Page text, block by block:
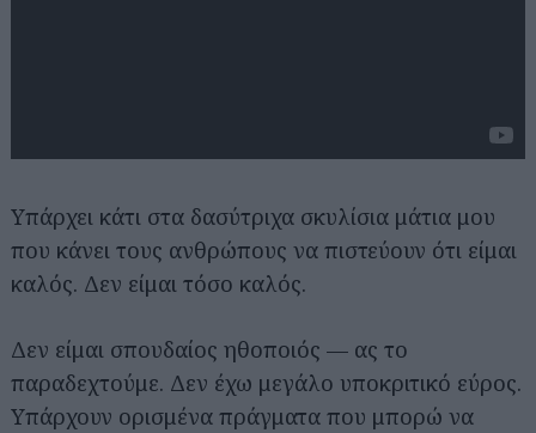
Υπάρχει κάτι στα δασύτριχα σκυλίσια μάτια μου
που κάνει τους ανθρώπους να πιστεύουν ότι είμαι
καλός. Δεν είμαι τόσο καλός.
Δεν είμαι σπουδαίος ηθοποιός — ας το
παραδεχτούμε. Δεν έχω μεγάλο υποκριτικό εύρος.
Υπάρχουν ορισμένα πράγματα που μπορώ να